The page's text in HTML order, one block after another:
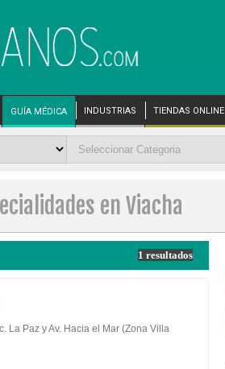
GUÍA MÉDICA INDUSTRIAS TIENDAS ONLINE
en Viacha
1 resultados
La Paz y Av. Hacia el Mar (Zona Villa